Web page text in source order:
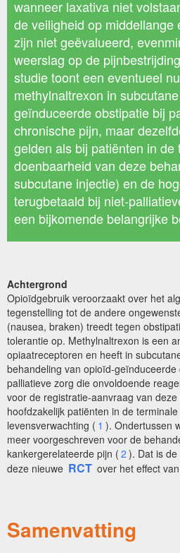
wanneer laxativa niet
de veiligheid op middellange
zijn niet geëvalueerd,
weerslag op de
studie toont een eventueel
methylnaltrexon in
geïnduceerde obstipatie bij
chronische pijn, maar
gelden als bij patiënten in de
doenbaarheid van deze
subcutane injectie) en de
terugbetaald bij niet-
een bijkomende belangrijke
Achtergrond
Opioïdgebruik veroorzaakt over het
tegenstelling tot de andere
(nausea, braken) treedt tegen
tolerantie op. Methylnaltrexon is een
opiaatreceptoren en heeft in
behandeling van opioïd-
palliatieve zorg die onvoldoende
voor de registratie-aanvraag van
hoofdzakelijk patiënten in de
levensverwachting ( 1 ). Ondertussen
meer voorgeschreven voor de
kankergerelateerde pijn ( 2 ). Dat is
deze nieuwe RCT over het effect
Samenvatting